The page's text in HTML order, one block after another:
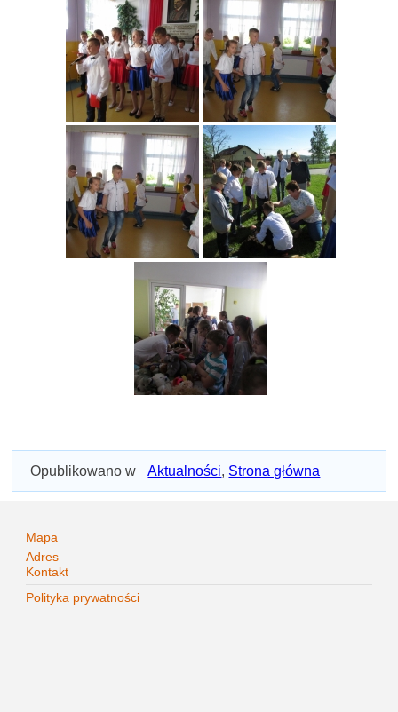
Opublikowano w Aktualności, Strona główna
Mapa
Adres
Kontakt
Polityka prywatności